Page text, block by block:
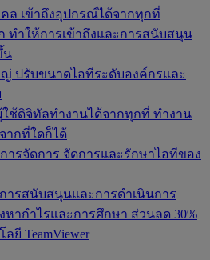
ล เข้าถึงอุปกรณ์ได้จากทุกที่
ทำให้การเข้าถึงและการสนับสนุน
น
ญ่ ปรับขนาดไอทีระดับองค์กรและ
ช้ดิจิทัลทำงานได้จากทุกที่ ทำงาน
ากที่ใดก็ได้
ารจัดการ จัดการและรักษาไอทีของ
ารสนับสนุนและการดำเนินการ
หากำไรและการศึกษา ส่วนลด 30%
ยี TeamViewer